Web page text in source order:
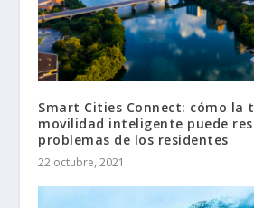
Smart Cities Connect: cómo la
movilidad inteligente puede
problemas de los residentes
22 octubre, 2021